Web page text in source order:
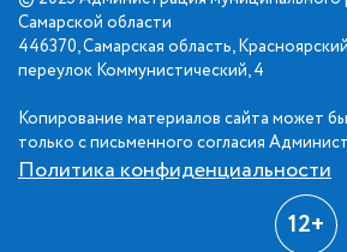
Самарской области
446370, Самарская область,
переулок Коммунистический, 4
Копирование материалов сайта может
только с письменного согласия
Политика конфиденциальности
12+